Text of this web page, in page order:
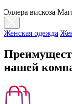
Эллера вискоза
Женская одежда
нашей